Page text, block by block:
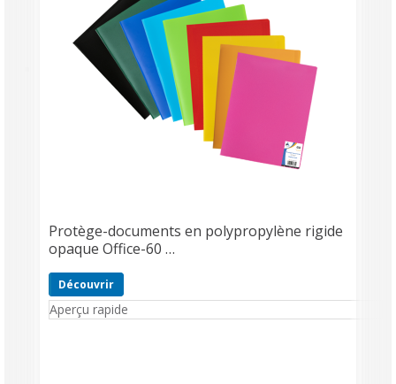
Protège-documents en polypropylène rigide
opaque Office-60 …
Découvrir
Aperçu rapide